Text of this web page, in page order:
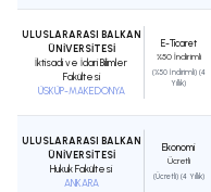
ULUSLARARASI BALKAN
ÜNİVERSİTESİ
İktisadi ve İdari Bilimler
Fakültesi
ÜSKÜP-MAKEDONYA
E-Ticaret
%50 İndirimli
(%50 İndirimli) (4
Yıllık)
ULUSLARARASI BALKAN
ÜNİVERSİTESİ
Hukuk Fakültesi
ANKARA
Ekonomi
Ücretli
(Ücretli) (4 Yıllık)